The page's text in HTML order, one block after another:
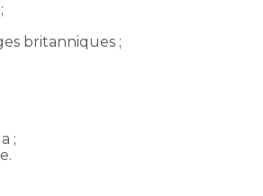
britanniques ;
;